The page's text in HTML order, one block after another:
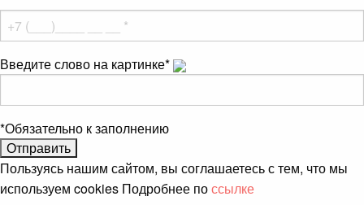
Введите слово на картинке*
*Обязательно к заполнению
Пользуясь нашим сайтом, вы соглашаетесь с тем, что мы
используем cookies Подробнее поссылке